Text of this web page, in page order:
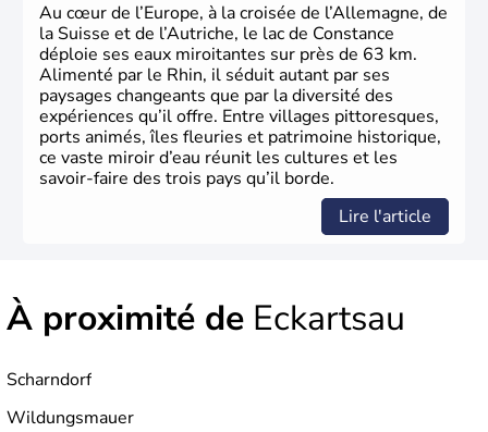
Au cœur de l’Europe, à la croisée de l’Allemagne, de
la Suisse et de l’Autriche, le lac de Constance
déploie ses eaux miroitantes sur près de 63 km.
Alimenté par le Rhin, il séduit autant par ses
paysages changeants que par la diversité des
expériences qu’il offre. Entre villages pittoresques,
ports animés, îles fleuries et patrimoine historique,
ce vaste miroir d’eau réunit les cultures et les
savoir-faire des trois pays qu’il borde.
Lire l'article
À proximité de Eckartsau
Scharndorf
Wildungsmauer